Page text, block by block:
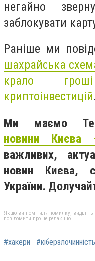
негайно
заблокувати
Раніше ми
шахрайська
крало
криптоінвестицій.
Ми маємо
новини Києва
важливих,
новин Києва,
України.
Якщо ви помітили помилку, виділіть
повідомити про це редакцію
#хакери #кіберзлочинність